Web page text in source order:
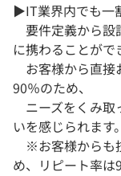
▶IT業界内でも一
要件定義から設
に携わることがで
お客様から直接
90％のため、
ニーズをくみ取
いを感じられます。
※お客様からも
め、リピート率は